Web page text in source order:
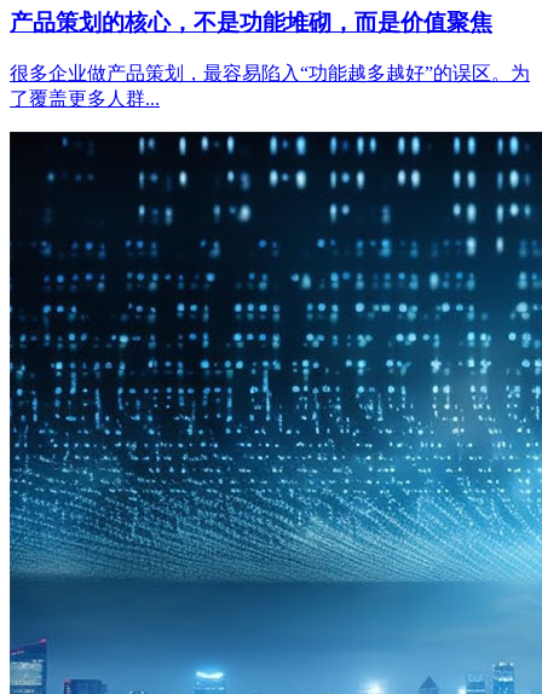
产品策划的核心，不是功能堆砌，而是价值聚焦
很多企业做产品策划，最容易陷入“功能越多越好”的误区。为
了覆盖更多人群...